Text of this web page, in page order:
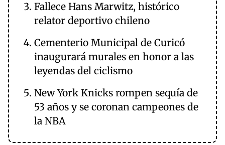
Fallece Hans Marwitz, histórico
relator deportivo chileno
Cementerio Municipal de Curicó
inaugurará murales en honor a las
leyendas del ciclismo
New York Knicks rompen sequía de
53 años y se coronan campeones de
la NBA